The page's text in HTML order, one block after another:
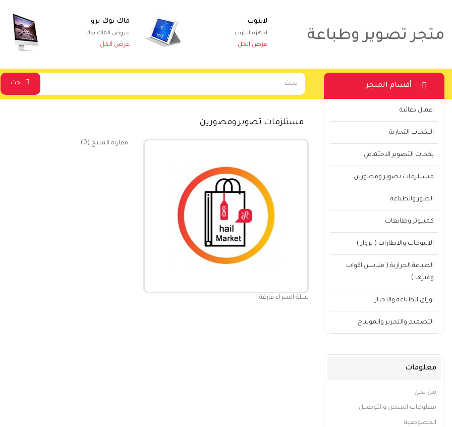
متجر تصوير وطباعة
ماك بوك برو
عروض الماك بوك
عرض الكل
لابتوب
اجهزه لابتوب ..
عرض الكل
ساعات ذكية
أقسام المتجر
اعمال دعائية
البكجات التجارية
بكجات التصوير الاجتماعي
مستلزمات تصوير ومصورين
الصور والطباعة
كمبيوتر وطابعات
الالبومات والاطارات ( برواز )
الطباعة الحرارية ( ملابس اكواب
وغيرها )
اوراق الطباعة والاحبار
التصميم والتحرير والمونتاج
معلومات
من نحن
معلومات الشحن والتوصيل
الخصوصية
مستلزمات تصوير ومصورين
مقارنة المنتج (0)
سلة الشراء فارغة !